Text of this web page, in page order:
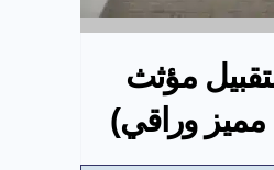
مؤثث
مميز وراقي)